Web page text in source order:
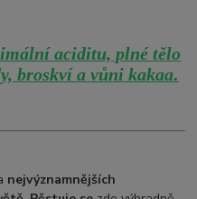
aciditu, plné tělo
broskví a vůni kakaa.
nejvýznamnějších